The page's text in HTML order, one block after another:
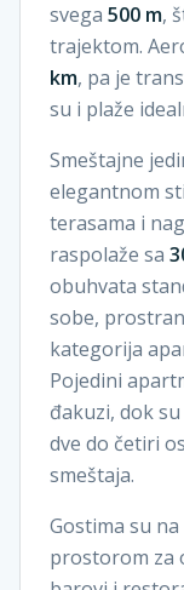
svega 500 m,
trajektom.
km, pa je
su i plaže
Smeštajne
elegantnom
terasama i
raspolaže sa
obuhvata
sobe,
kategorija
Pojedini
đakuzi, dok
dve do četiri
smeštaja.
Gostima su
prostorom za